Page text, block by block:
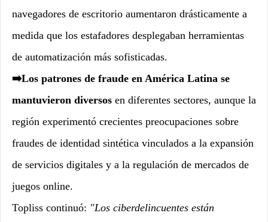
navegadores de escritorio aumentaron drásticamente a
medida que los estafadores desplegaban herramientas
de automatización más sofisticadas.
➡️Los patrones de fraude en América Latina se
mantuvieron diversos en diferentes sectores, aunque la
región experimentó crecientes preocupaciones sobre
fraudes de identidad sintética vinculados a la expansión
de servicios digitales y a la regulación de mercados de
juegos online.
Topliss continuó: "Los ciberdelincuentes están